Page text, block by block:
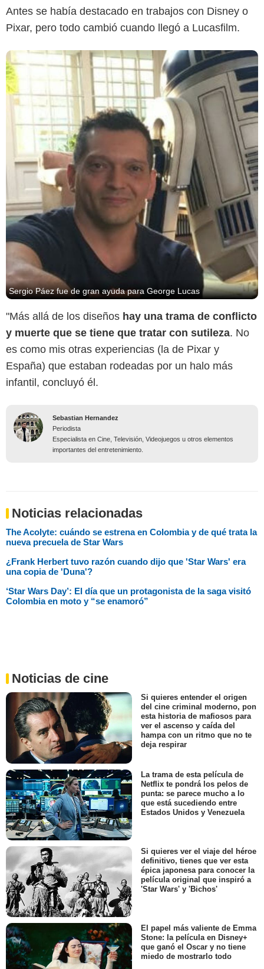
Antes se había destacado en trabajos con Disney o
Pixar, pero todo cambió cuando llegó a Lucasfilm.
Sergio Páez fue de gran ayuda para George Lucas
"Más allá de los diseños hay una trama de conflicto
y muerte que se tiene que tratar con sutileza. No
es como mis otras experiencias (la de Pixar y
España) que estaban rodeadas por un halo más
infantil, concluyó él.
Sebastian Hernandez
Periodista
Especialista en Cine, Televisión, Videojuegos u otros elementos
importantes del entretenimiento.
Noticias relacionadas
The Acolyte: cuándo se estrena en Colombia y de qué trata la
nueva precuela de Star Wars
¿Frank Herbert tuvo razón cuando dijo que 'Star Wars' era
una copia de 'Duna'?
‘Star Wars Day’: El día que un protagonista de la saga visitó
Colombia en moto y “se enamoró”
Noticias de cine
Si quieres entender el origen
del cine criminal moderno, pon
esta historia de mafiosos para
ver el ascenso y caída del
hampa con un ritmo que no te
deja respirar
La trama de esta película de
Netflix te pondrá los pelos de
punta: se parece mucho a lo
que está sucediendo entre
Estados Unidos y Venezuela
Si quieres ver el viaje del héroe
definitivo, tienes que ver esta
épica japonesa para conocer la
película original que inspiró a
'Star Wars' y 'Bichos'
El papel más valiente de Emma
Stone: la película en Disney+
que ganó el Oscar y no tiene
miedo de mostrarlo todo